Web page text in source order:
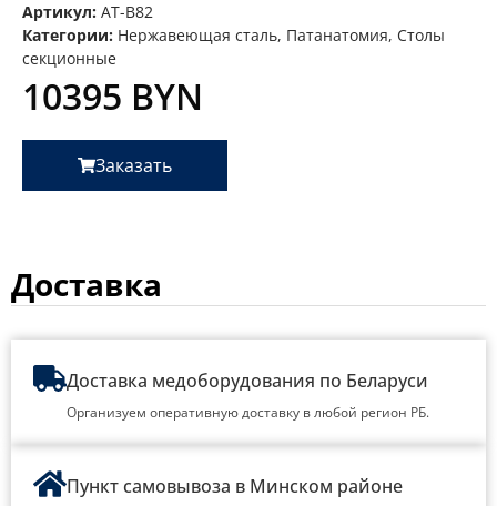
Артикул: AT-B82
Категории: Нержавеющая сталь, Патанатомия, Столы
секционные
10395 BYN
Заказать
Доставка
Доставка медоборудования по Беларуси
Организуем оперативную доставку в любой регион РБ.
Пункт самовывоза в Минском районе